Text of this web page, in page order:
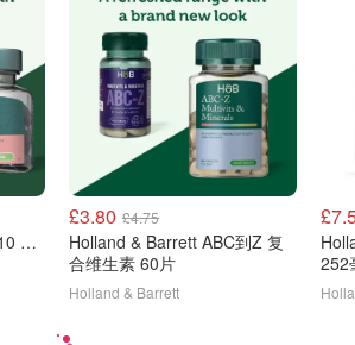
Holland & Barrett 辅酶Q10 200毫克 30粒
£3.80 £4.75
Holland & Barrett ABC到Z 复
合维生素 60片
Holland & Barrett
252